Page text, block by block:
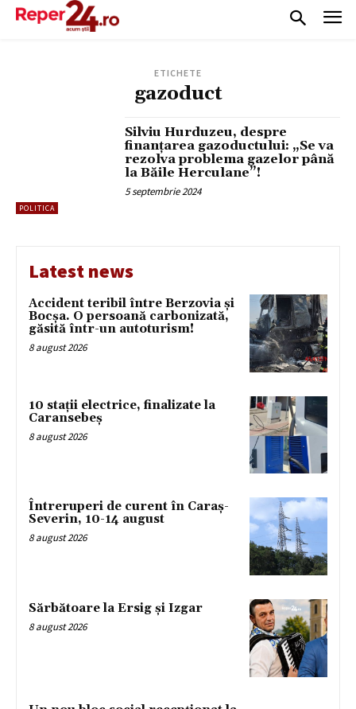
ETICHETE
gazoduct
POLITICA
Silviu Hurduzeu, despre
finanțarea gazoductului: „Se va
rezolva problema gazelor până
la Băile Herculane”!
5 septembrie 2024
Latest news
Accident teribil între Berzovia și
Bocșa. O persoană carbonizată,
găsită într-un autoturism!
8 august 2026
10 stații electrice, finalizate la
Caransebeș
8 august 2026
Întreruperi de curent în Caraș-
Severin, 10-14 august
8 august 2026
Sărbătoare la Ersig și Izgar
8 august 2026